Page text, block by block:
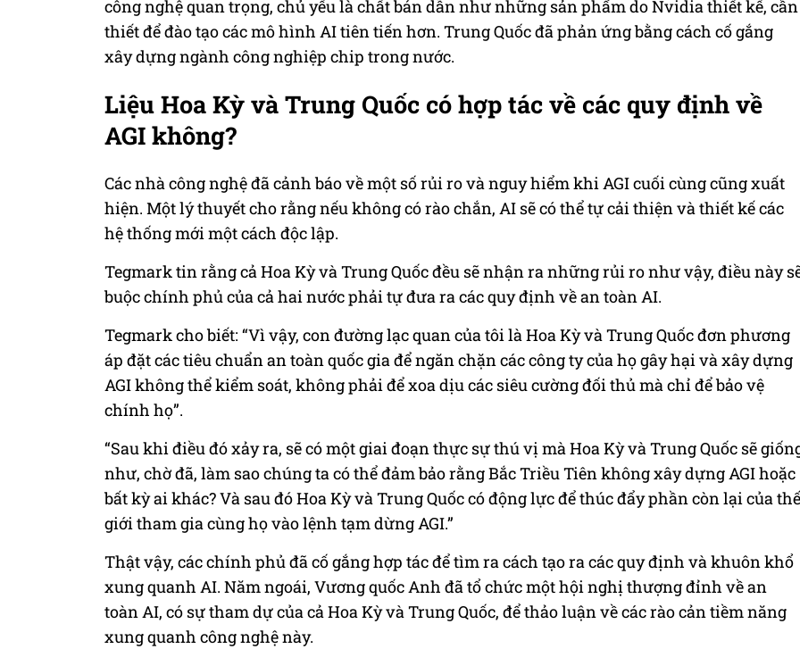
công nghệ quan trọng, chủ yếu là chất bán dẫn như những sản phẩm doNvidia thiết kế, cần
thiết để đào tạo các mô hình AI tiên tiến hơn. Trung Quốc đã phản ứng bằng cách cố gắng
xây dựng ngành công nghiệp chip trong nước.
Liệu Hoa Kỳ và Trung Quốc có hợp tác về các quy định về
AGI không?
Các nhà công nghệ đã cảnh báo về một số rủi ro và nguy hiểm khi AGI cuối cùng cũng xuất
hiện. Một lý thuyết cho rằng nếu không có rào chắn, AI sẽ có thể tự cải thiện và thiết kế các
hệ thống mới một cách độc lập.
Tegmark tin rằng cả Hoa Kỳ và Trung Quốc đều sẽ nhận ra những rủi ro như vậy, điều này
buộc chính phủ của cả hai nước phải tự đưa ra các quy định về an toàn AI.
Tegmark cho biết: “Vì vậy, con đường lạc quan của tôi là Hoa Kỳ và Trung Quốc đơn phương
áp đặt các tiêu chuẩn an toàn quốc gia để ngăn chặn các công ty của họ gây hại và xây dựng
AGI không thể kiểm soát, không phải để xoa dịu các siêu cường đối thủ mà chỉ để bảo vệ
chính họ”.
“Sau khi điều đó xảy ra, sẽ có một giai đoạn thực sự thú vị mà Hoa Kỳ và Trung Quốc sẽ
như, chờ đã, làm sao chúng ta có thể đảm bảo rằng Bắc Triều Tiên không xây dựng AGI hoặc
bất kỳ ai khác? Và sau đó Hoa Kỳ và Trung Quốc có động lực để thúc đẩy phần còn lại của thế
giới tham gia cùng họ vào lệnh tạm dừng AGI.”
Thật vậy, các chính phủ đã cố gắng hợp tác để tìm ra cách tạo ra các quy định và khuôn khổ
xung quanh AI. Năm ngoái, Vương quốc Anh đã tổ chức một hội nghị thượng đỉnh về an
toàn AI, có sự tham dự của cả Hoa Kỳ và Trung Quốc, để thảo luận về các rào cản tiềm năng
xung quanh công nghệ này.